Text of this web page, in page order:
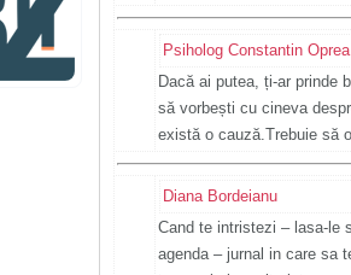
barbat
Psiholog Constantin Oprea
Dacă ai putea, ți-ar prinde
să vorbești cu cineva
există o cauză.Trebuie să
Diana Bordeianu
Cand te intristezi – lasa-le
agenda – jurnal in care sa